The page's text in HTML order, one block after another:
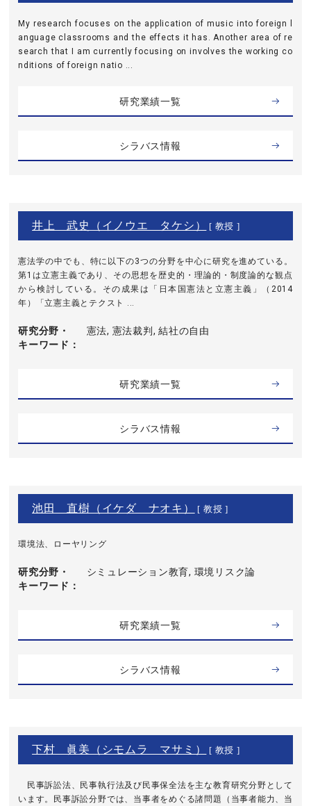
My research focuses on the application of music into foreign l
anguage classrooms and the effects it has. Another area of re
search that I am currently focusing on involves the working co
nditions of foreign natio ...
研究業績一覧
シラバス情報
井上 武史（イノウエ タケシ） [ 教授 ]
憲法学の中でも、特に以下の3つの分野を中心に研究を進めている。
第1は立憲主義であり、その思想を歴史的・理論的・制度論的な観点
から検討している。その成果は「日本国憲法と立憲主義」（2014
年）「立憲主義とテクスト ...
研究分野・
キーワード
憲法, 憲法裁判, 結社の自由
研究業績一覧
シラバス情報
池田 直樹（イケダ ナオキ） [ 教授 ]
環境法、ローヤリング
研究分野・
キーワード
シミュレーション教育, 環境リスク論
研究業績一覧
シラバス情報
下村 眞美（シモムラ マサミ） [ 教授 ]
民事訴訟法、民事執行法及び民事保全法を主な教育研究分野として
います。民事訴訟分野では、当事者をめぐる諸問題（当事者能力、当